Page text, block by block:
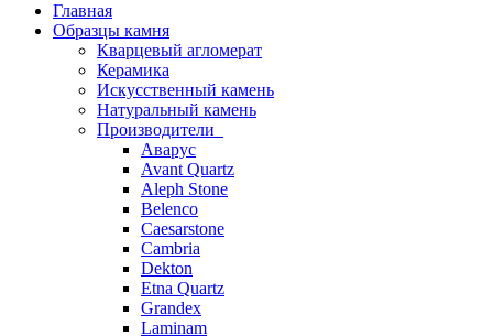
Главная
Образцы камня
Кварцевый агломерат
Керамика
Искусственный камень
Натуральный камень
Производители
Аварус
Avant Quartz
Aleph Stone
Belenco
Caesarstone
Cambria
Dekton
Etna Quartz
Grandex
Laminam